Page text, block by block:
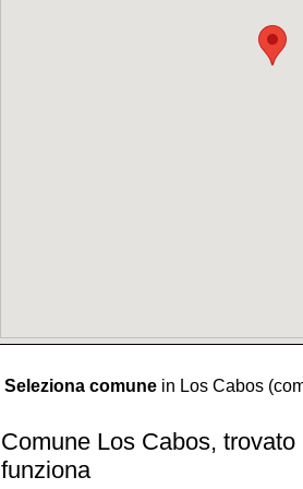
Seleziona comune in Los Cabos
Comune Los Cabos,
funziona